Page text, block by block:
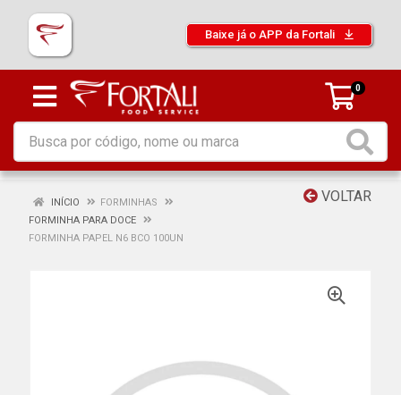
Baixe já o APP da Fortali
0
VOLTAR
INÍCIO
FORMINHAS
FORMINHA PARA DOCE
FORMINHA PAPEL N6 BCO 100UN